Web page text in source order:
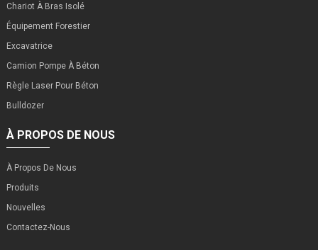
Chariot À Bras Isolé
Équipement Forestier
Excavatrice
Camion Pompe À Béton
Règle Laser Pour Béton
Bulldozer
À PROPOS DE NOUS
À Propos De Nous
Produits
Nouvelles
Contactez-Nous